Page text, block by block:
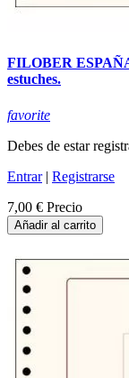
FILOBER
estuches.
favorite
Debes de estar
Entrar| Registrarse
7,00 € Precio
Añadir al carrito